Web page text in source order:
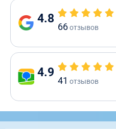
4.8
66отзывов
4.9
41 отзывов